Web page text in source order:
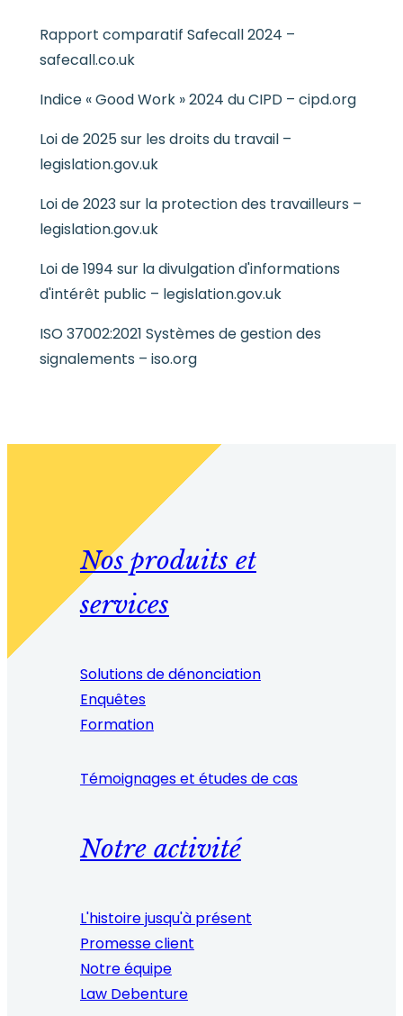
Rapport comparatif Safecall 2024 –
safecall.co.uk
Indice « Good Work » 2024 du CIPD – cipd.org
Loi de 2025 sur les droits du travail –
legislation.gov.uk
Loi de 2023 sur la protection des travailleurs –
legislation.gov.uk
Loi de 1994 sur la divulgation d'informations
d'intérêt public – legislation.gov.uk
ISO 37002:2021 Systèmes de gestion des
signalements – iso.org
Nos produits et
services
Solutions de dénonciation
Enquêtes
Formation
Témoignages et études de cas
Notre activité
L'histoire jusqu'à présent
Promesse client
Notre équipe
Law Debenture